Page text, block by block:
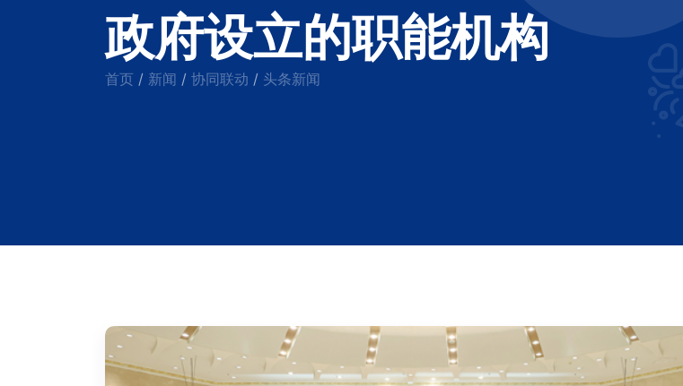
政府设立的职能机构
首页 / 新闻 / 协同联动 / 头条新闻